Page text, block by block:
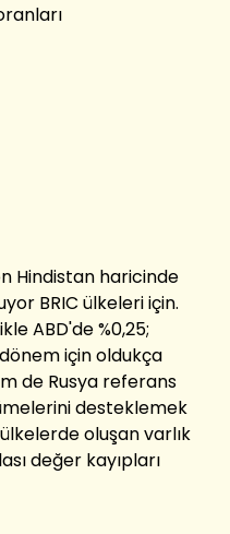
Hindistan haricinde
BRIC ülkeleri için.
ABD'de %0,25;
için oldukça
de Rusya referans
desteklemek
oluşan varlık
değer kayıpları